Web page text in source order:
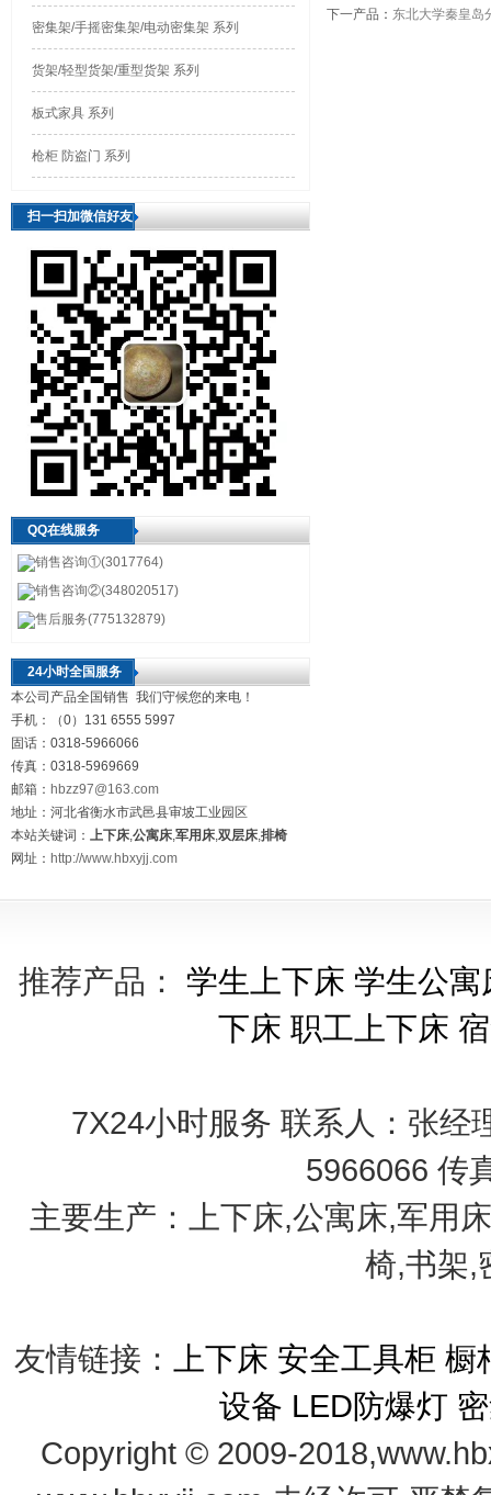
密集架/手摇密集架/电动密集架 系列
货架/轻型货架/重型货架 系列
板式家具 系列
枪柜 防盗门 系列
扫一扫加微信好友
QQ在线服务
销售咨询①(3017764)
销售咨询②(348020517)
售后服务(775132879)
24小时全国服务
本公司产品全国销售 我们守候您的来电！
手机：（0）131 6555 5997
固话：0318-5966066
传真：0318-5969669
邮箱： hbzz97@163.com
地址：河北省衡水市武邑县审坡工业园区
本站关键词： 上下床,公寓床,军用床,双层床,排椅
网址： http://www.hbxyjj.com
下一产品 ： 东北大学秦皇岛
推荐产品： 学生上下床 学生公寓
下床 职工上下床
7X24小时服务 联系人：张经
5966066 传
主要生产：上下床,公寓床,军用
椅,书架,
友情链接： 上下床 安全工具柜 橱
设备 LED防爆灯
Copyright © 2009-